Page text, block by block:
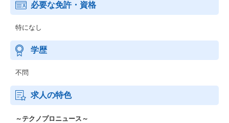
必要な免許・資格
特になし
学歴
不問
求人の特色
～テクノプロニュース～